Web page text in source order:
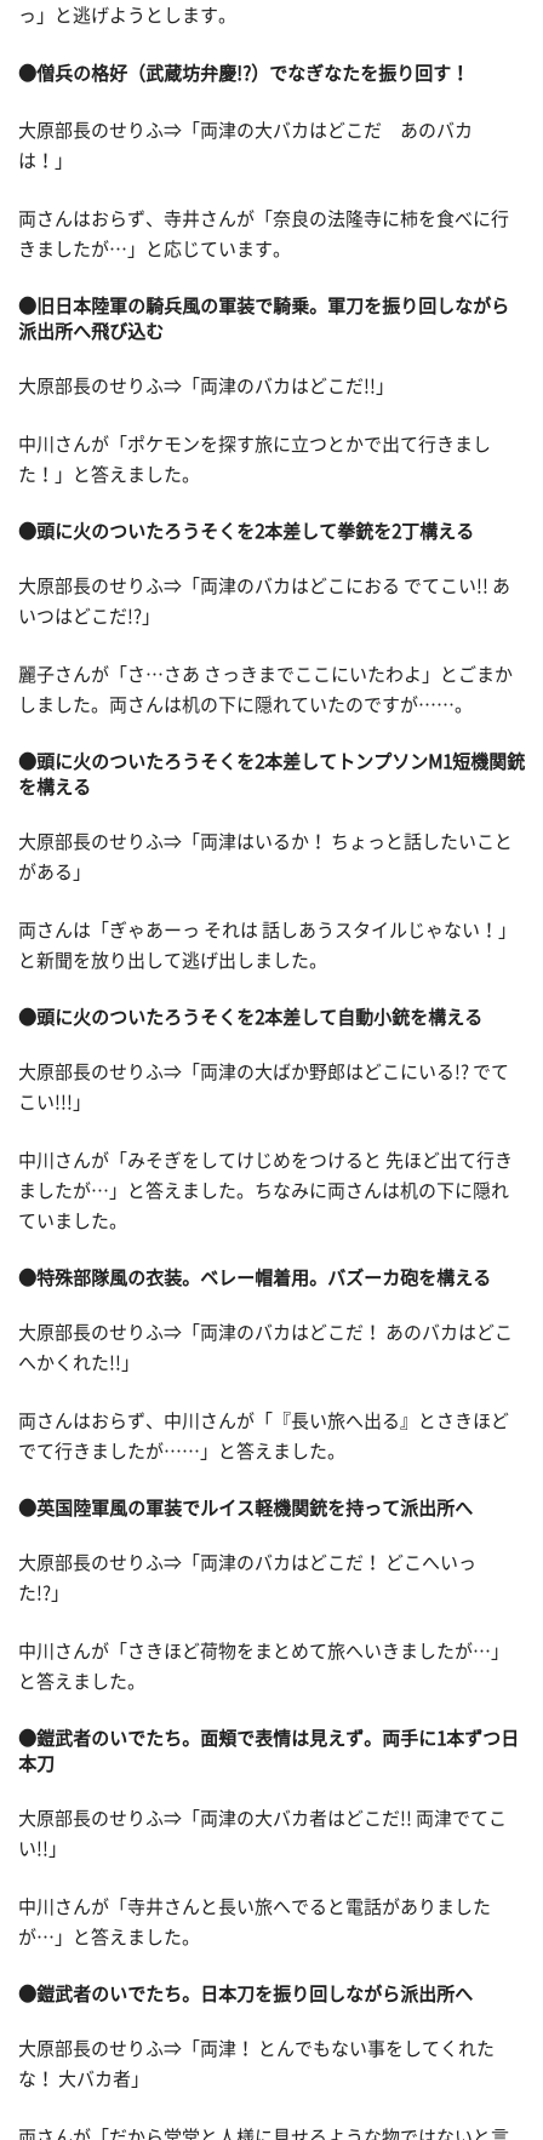
っ」と逃げようとします。
●僧兵の格好（武蔵坊弁慶!?） でなぎなたを振り回す！
大原部長のせりふ⇒「両津の大バカはどこだ あのバカ
は！」
両さんはおらず、寺井さんが「奈良の法隆寺に柿を食べに行
きましたが…」と応じています。
●旧日本陸軍の騎兵風の軍装で騎乗。軍刀を振り回しながら
派出所へ飛び込む
大原部長のせりふ⇒「両津のバカはどこだ!!」
中川さんが「ポケモンを探す旅に立つとかで出て行きまし
た！」と答えました。
●頭に火のついたろうそくを2本差して拳銃を2丁構える
大原部長のせりふ⇒「両津のバカはどこにおる でてこい!! あ
いつはどこだ!?」
麗子さんが「さ…さあ さっきまでここにいたわよ」とごまか
しました。両さんは机の下に隠れていたのですが……。
●頭に火のついたろうそくを2本差してトンプソンM1短機関銃
を構える
大原部長のせりふ⇒「両津はいるか！ ちょっと話したいこと
がある」
両さんは「ぎゃあーっ それは 話しあうスタイルじゃない！」
と新聞を放り出して逃げ出しました。
●頭に火のついたろうそくを2本差して自動小銃を構える
大原部長のせりふ⇒「両津の大ばか野郎はどこにいる!? でて
こい!!!」
中川さんが「みそぎをしてけじめをつけると 先ほど出て行き
ましたが…」と答えました。ちなみに両さんは机の下に隠れ
ていました。
●特殊部隊風の衣装。ベレー帽着用。バズーカ砲を構える
大原部長のせりふ⇒「両津のバカはどこだ！ あのバカはどこ
へかくれた!!」
両さんはおらず、中川さんが「『長い旅へ出る』とさきほど
でて行きましたが……」と答えました。
●英国陸軍風の軍装でルイス軽機関銃を持って派出所へ
大原部長のせりふ⇒「両津のバカはどこだ！ どこへいっ
た!?」
中川さんが「さきほど荷物をまとめて旅へいきましたが…」
と答えました。
●鎧武者のいでたち。面頬で表情は見えず。両手に1本ずつ日
本刀
大原部長のせりふ⇒「両津の大バカ者はどこだ!! 両津でてこ
い!!」
中川さんが「寺井さんと長い旅へでると電話がありました
が…」と答えました。
●鎧武者のいでたち。日本刀を振り回しながら派出所へ
大原部長のせりふ⇒「両津！ とんでもない事をしてくれた
な！ 大バカ者」